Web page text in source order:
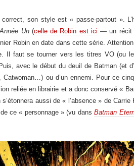
correct, son style est « passe-partout ».
Année Un(celle de Robin est ici — un récit
Robin en date dans cette série.
Il faut se tourner vers les titres VO (ou
avec le début du deuil de Batman (et
ou d’un ennemi. Pour ce
reliée en librairie et a donc conservé «
aussi de « l’absence » de Carrie
ce « personnage » (vu dansBatman